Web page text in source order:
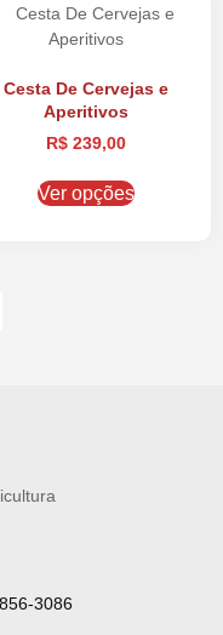
Cesta De Cervejas e
Aperitivos
R$239,00
Ver opções
3086